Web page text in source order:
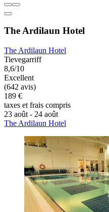
The Ardilaun Hotel
The Ardilaun Hotel
Tievegarriff
8,6/10
Excellent
(642 avis)
189 €
taxes et frais compris
23 août - 24 août
The Ardilaun Hotel